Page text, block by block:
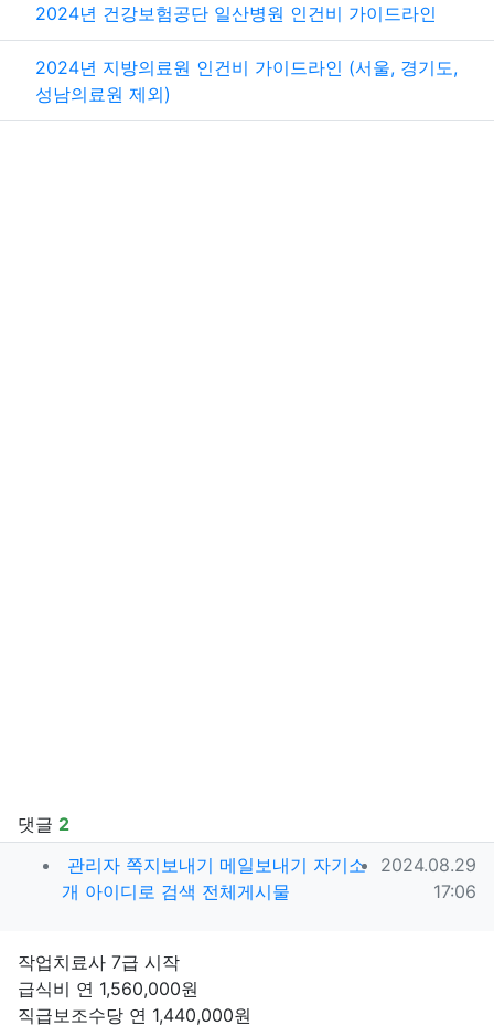
2024년 건강보험공단 일산병원 인건비 가이드라인
2024년 지방의료원 인건비 가이드라인 (서울, 경기도,
성남의료원 제외)
댓글 2
관리자님의 댓글
관리자 쪽지보내기 메일보내기 자기소
개 아이디로 검색 전체게시물
작성일
2024.08.29
17:06
작업치료사 7급 시작
급식비 연 1,560,000원
직급보조수당 연 1,440,000원